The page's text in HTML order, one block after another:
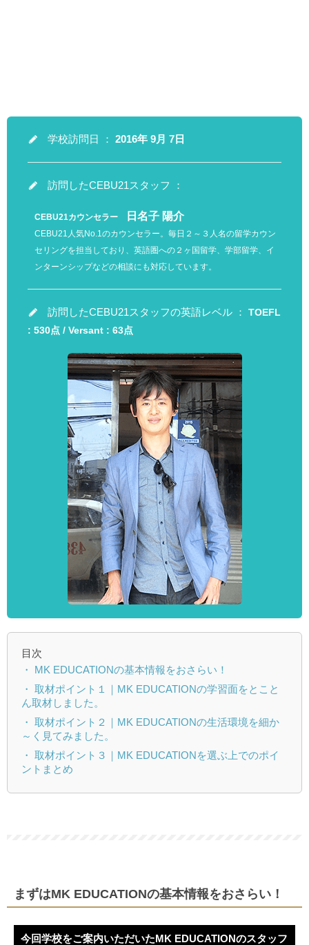
学校訪問日 ： 2016年 9月 7日
訪問したCEBU21スタッフ ：
CEBU21カウンセラー 日名子 陽介
CEBU21人気No.1のカウンセラー。毎日２～３人名の留学カウン
セリングを担当しており、英語圏への２ヶ国留学、学部留学、イ
ンターンシップなどの相談にも対応しています。
訪問したCEBU21スタッフの英語レベル ： TOEFL
: 530点 / Versant : 63点
目次
・ MK EDUCATIONの基本情報をおさらい！
・ 取材ポイント１｜MK EDUCATIONの学習面をとこと
ん取材しました。
・ 取材ポイント２｜MK EDUCATIONの生活環境を細か
～く見てみました。
・ 取材ポイント３｜MK EDUCATIONを選ぶ上でのポイ
ントまとめ
まずはMK EDUCATIONの基本情報をおさらい！
今回学校をご案内いただいたMK EDUCATIONのスタッフ